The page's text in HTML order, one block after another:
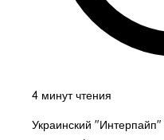
4 минут чтения
Украинский